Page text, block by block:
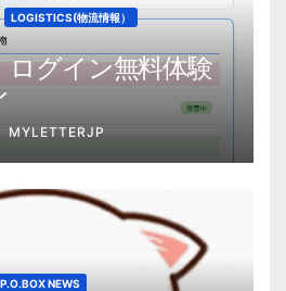
LOGISTICS(物流情報）
ログイン無料体験
MYLETTERJP
P.O.BOX NEWS